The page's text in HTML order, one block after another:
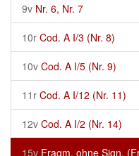
9v Nr. 6, Nr. 7
10r Cod. A I/3 (Nr. 8)
10v Cod. A I/5 (Nr. 9)
11r Cod. A I/12 (Nr. 11)
12v Cod. A I/2 (Nr. 14)
15v Fragm. ohne Sign.